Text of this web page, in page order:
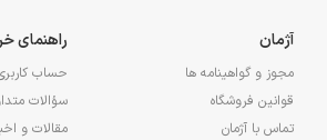
آژمان
مجوز و گواهینامه ها
قوانین فروشگاه
تماس با آژمان
راهنمای
حساب
سؤالات
مقالات و